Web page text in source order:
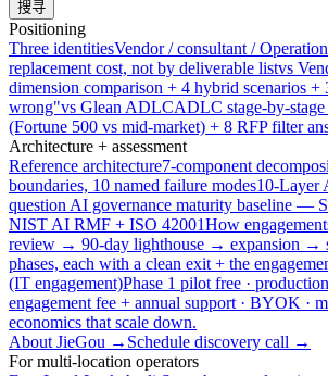
搜寻
Positioning
Three identitiesVendor / consultant /
replacement cost, not by deliverable listvs
dimension comparison + 4 hybrid scenarios +
wrong"vs Glean ADLCADLC stage-by-
(Fortune 500 vs mid-market) + 8 RFP filter
Architecture + assessment
Reference architecture7-component
boundaries, 10 named failure modes10-Layer
question AI governance maturity baseline —
NIST AI RMF + ISO 42001How
review → 90-day lighthouse → expansion →
phases, each with a clean exit + the
(IT engagement)Phase 1 pilot free ·
engagement fee + annual support · BYOK ·
economics that scale down.
About JieGou → Schedule discovery call →
For multi-location operators